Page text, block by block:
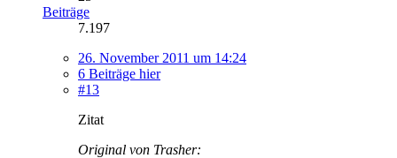
Beiträge
7.197
26. November 2011 um 14:24
6 Beiträge hier
#13
Zitat
Original von Trasher: